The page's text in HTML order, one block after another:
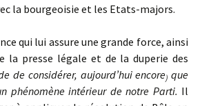
la bourgeoisie et les Etats-majors.
qui lui assure une grande force, ainsi
la presse légale et de la duperie des
de considérer, aujourd’hui encore) que
phénomène intérieur de notre Parti. Il